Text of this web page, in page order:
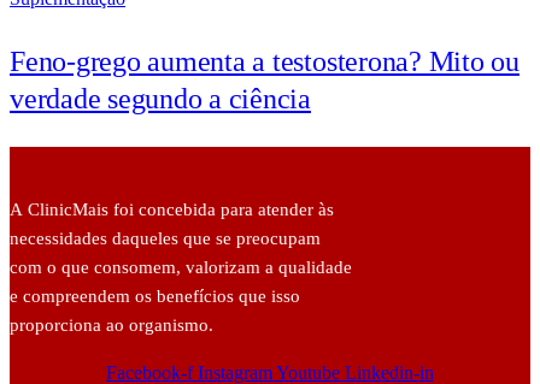
Feno-grego aumenta a testosterona? Mito ou
verdade segundo a ciência
A ClinicMais foi concebida para atender às
necessidades daqueles que se preocupam
com o que consomem, valorizam a qualidade
e compreendem os benefícios que isso
proporciona ao organismo.
Facebook-f InstagramYoutube Linkedin-in